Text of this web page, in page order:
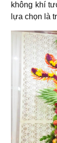
không khí
lựa chọn là